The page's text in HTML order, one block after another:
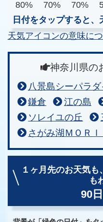
80%
70% 70%
日付をタップすると
天気アイコンの意味に
神奈川県の
八景島シーパラダ
鎌倉
江の島
ソレイユの丘
さがみ湖ＭＯＲＩ
１ヶ月先のお天気も、
も
90